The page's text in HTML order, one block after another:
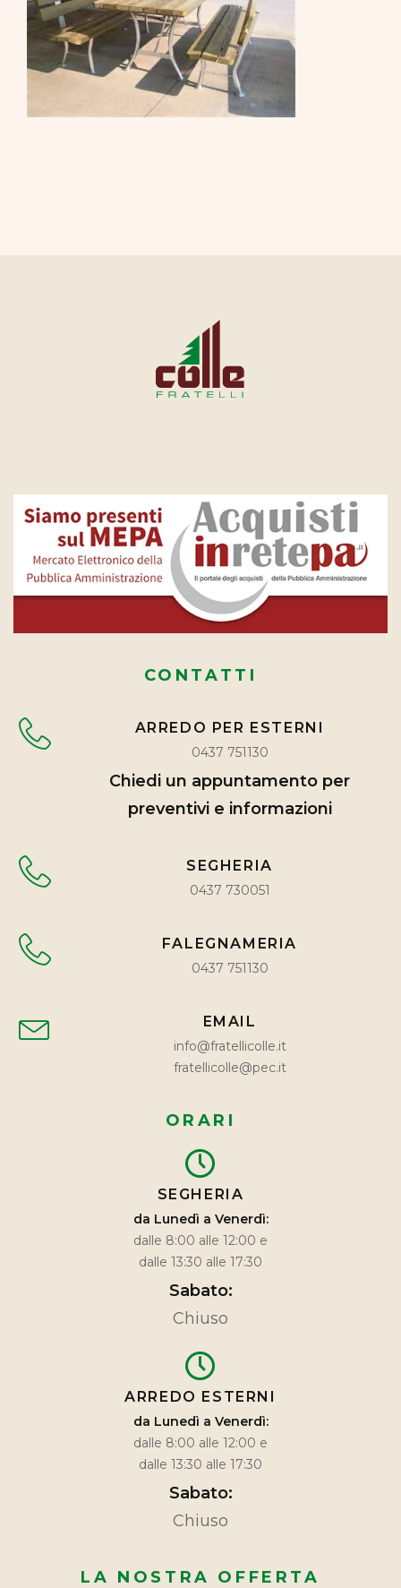
CONTATTI
ARREDO PER ESTERNI
0437 751130
Chiedi un appuntamento per
preventivi e informazioni
SEGHERIA
0437 730051
FALEGNAMERIA
0437 751130
EMAIL
info@fratellicolle.it
fratellicolle@pec.it
ORARI
SEGHERIA
da Lunedì a Venerdì:
dalle 8:00 alle 12:00 e
dalle 13:30 alle 17:30
Sabato:
Chiuso
ARREDO ESTERNI
da Lunedì a Venerdì:
dalle 8:00 alle 12:00 e
dalle 13:30 alle 17:30
Sabato:
Chiuso
LA NOSTRA OFFERTA